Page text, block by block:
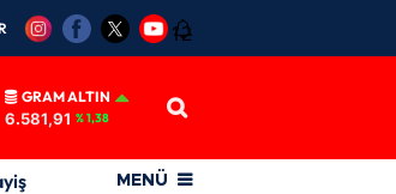
12
GRAM ALTIN
6.581,91 % 1,38
MENÜ